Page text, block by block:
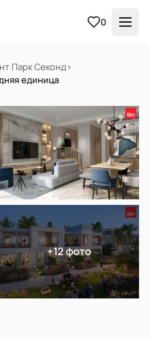
0
Парк Секонд›
единица
+12 фото